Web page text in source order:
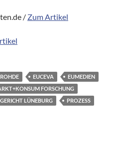
/ Zum Artikel
EUCEVA
EUMEDIEN
FORSCHUNG
LÜNEBURG
PROZESS